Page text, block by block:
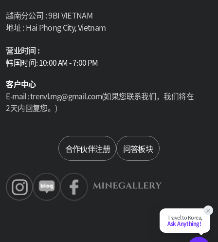
×
Travel to Korea,
Ask Anything!
越南分公司 : 9BI VIETNAM
地址 : Hai Phong City, Vietnam
营业时间 :
韩国时间: 10:00 AM - 7:00 PM
客户中心
E-mail : trenvl.mg@gmail.com(如果您联系我们，我们将在
2天内回复您。)
合作伙伴注册 问答板块